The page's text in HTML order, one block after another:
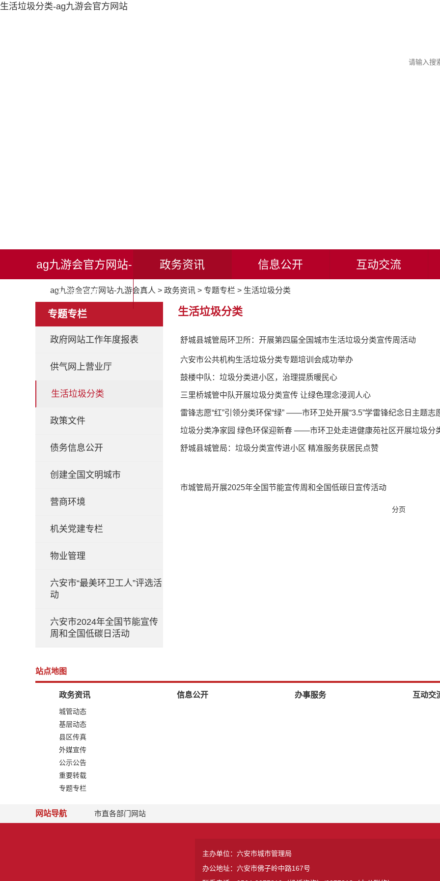
生活垃圾分类-ag九游会官方网站
ag九游会官方网站-
九游会真人
政务资讯 信息公开 互动交流
ag九游会官方网站-九游会真人 > 政务资讯 > 专题专栏 > 生活垃圾分类
专题专栏
政府网站工作年度报表
供气网上营业厅
生活垃圾分类
政策文件
债务信息公开
创建全国文明城市
营商环境
机关党建专栏
物业管理
六安市“最美环卫工人”评选活
动
六安市2024年全国节能宣传
周和全国低碳日活动
生活垃圾分类
舒城县城管局环卫所：开展第四届全国城市生活垃圾分类宣传周活动
六安市公共机构生活垃圾分类专题培训会成功举办
鼓楼中队：垃圾分类进小区，治理提质暖民心
三里桥城管中队开展垃圾分类宣传 让绿色理念浸润人心
雷锋志愿“红”引领分类环保“绿” ——市环卫处开展“3.5”学雷锋纪念日主题志
垃圾分类净家园 绿色环保迎新春 ——市环卫处走进健康苑社区开展垃圾分
舒城县城管局：垃圾分类宣传进小区 精准服务获居民点赞
市城管局开展2025年全国节能宣传周和全国低碳日宣传活动
分页
站点地图
政务资讯
城管动态
基层动态
县区传真
外媒宣传
公示公告
重要转载
专题专栏
信息公开 办事服务 互动交
网站导航 市直各部门网站
主办单位：六安市城市管理局
办公地址：六安市佛子岭中路167号